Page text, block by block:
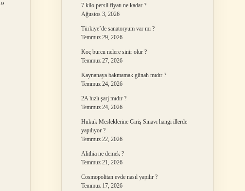
7 kilo persil fiyatı ne kadar ?
Ağustos 3, 2026
Türkiye’de sanatoryum var mı ?
Temmuz 29, 2026
Koç burcu nelere sinir olur ?
Temmuz 27, 2026
Kaynanaya bakmamak günah mıdır ?
Temmuz 24, 2026
2A hızlı şarj mıdır ?
Temmuz 24, 2026
Hukuk Mesleklerine Giriş Sınavı hangi illerde
yapılıyor ?
Temmuz 22, 2026
Alithia ne demek ?
Temmuz 21, 2026
Cosmopolitan evde nasıl yapılır ?
Temmuz 17, 2026